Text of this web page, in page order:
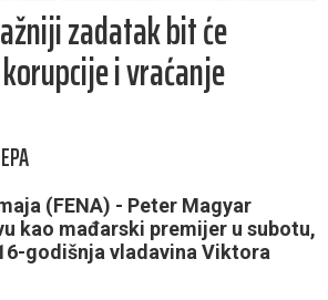
zadatak bit će
i vraćanje
(FENA) - Peter Magyar
kao mađarski premijer u subotu,
godišnja vladavina Viktora